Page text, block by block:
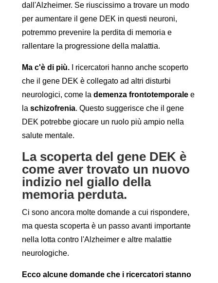
dall'Alzheimer. Se riuscissimo a trovare un modo
per aumentare il gene DEK in questi neuroni,
potremmo prevenire la perdita di memoria e
rallentare la progressione della malattia.
Ma c'è di più.I ricercatori hanno anche scoperto
che il gene DEK è collegato ad altri disturbi
neurologici, come la demenza frontotemporalee
la schizofrenia. Questo suggerisce che il gene
DEK potrebbe giocare un ruolo più ampio nella
salute mentale.
La scoperta del gene DEK è
come aver trovato un nuovo
indizio nel giallo della
memoria perduta.
Ci sono ancora molte domande a cui rispondere,
ma questa scoperta è un passo avanti importante
nella lotta contro l'Alzheimer e altre malattie
neurologiche.
Ecco alcune domande che i ricercatori stanno